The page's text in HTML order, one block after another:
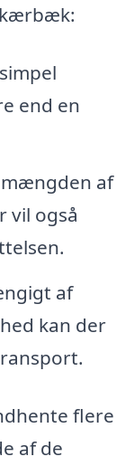
end en
af
vil også
af
kan der
flere
af de